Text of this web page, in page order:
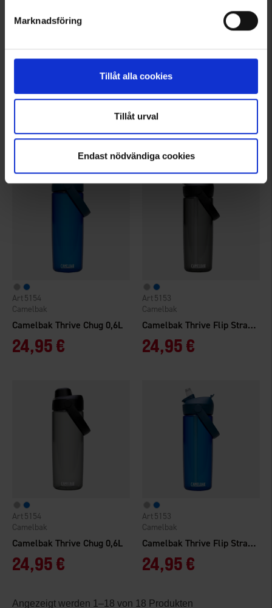
Marknadsföring
Tillåt alla cookies
Tillåt urval
Endast nödvändiga cookies
Thermosflasche Nissan 0,5L
Bewertung:
Trinkflasche Active 0,5L
High Mountain
3,95 €
Camelbak Thrive Chug 0,6L
Camelbak
5154
24,95 €
Camelbak Thrive Flip Straw 0,6L
Camelbak
5153
24,95 €
Camelbak Thrive Chug 0,6L
Camelbak
5154
24,95 €
Camelbak Thrive Flip Straw 0,6L
Camelbak
5153
24,95 €
Angezeigt werden 1–18 von 18 Produkten